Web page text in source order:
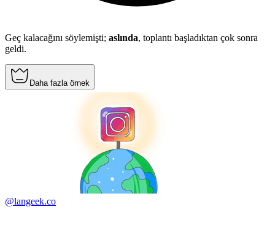
Geç kalacağını söylemişti; aslında, toplantı başladıktan çok sonra
geldi.
Daha fazla örnek
@langeek.co